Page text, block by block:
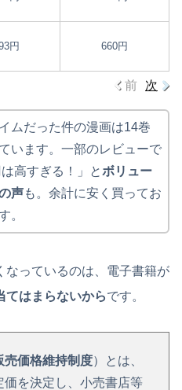
円 660円
前 次
ムだった件の漫画は14巻
います。一部のレビューで
高すぎる！」とボリュー
声も。余計に安く買ってお
。
なっているのは、電子書籍が
てはまらないからです。
売価格維持制度）とは、
を決定し、小売書店等